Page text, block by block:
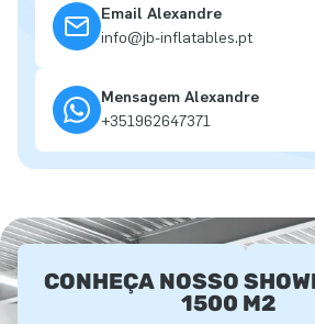
Email Alexandre
info@jb-inflatables.pt
Mensagem Alexandre
+351962647371
CONHEÇA NOSSO
1500 M2